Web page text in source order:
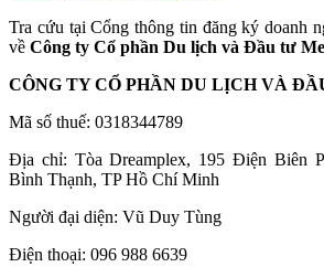
Tra cứu tại Cổng thông tin đăng ký doanh
về Công ty Cổ phần Du lịch và Đầu tư
CÔNG TY CỔ PHẦN DU LỊCH VÀ
Mã số thuế: 0318344789
Địa chỉ: Tòa Dreamplex, 195 Điện Biên
Bình Thạnh, TP Hồ Chí Minh
Người đại diện: Vũ Duy Tùng
Điện thoại: 096 988 6639